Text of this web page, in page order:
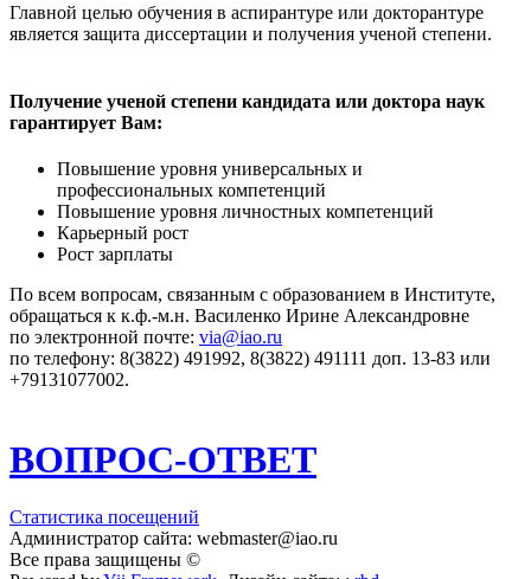
Главной целью обучения в аспирантуре или докторантуре
является защита диссертации и получения ученой степени.
Получение ученой степени кандидата или доктора наук
гарантирует Вам:
Повышение уровня универсальных и
профессиональных компетенций
Повышение уровня личностных компетенций
Карьерный рост
Рост зарплаты
По всем вопросам, связанным с образованием в Институте,
обращаться к к.ф.-м.н. Василенко Ирине Александровне
по электронной почте: via@iao.ru
по телефону: 8(3822) 491992, 8(3822) 491111 доп. 13-83 или
+79131077002.
ВОПРОС-ОТВЕТ
Статистика посещений
Администратор сайта: webmaster@iao.ru
Все права защищены ©